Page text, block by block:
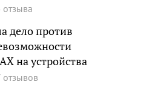
отзыва
дело против
на устройства
отзывов